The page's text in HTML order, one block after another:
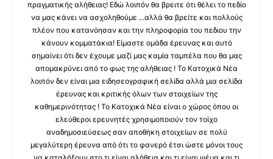
πραγματικής αλήθειας! Εδώ λοιπόν θα βρειτε ότι θέλει το πεδίο
να μας κάνει να ασχοληθούμε ...αλλά θα βρείτε και πολλούς
πλέον που κατανόησαν και την πληροφορία του πεδιου την
κάνουν κομματάκια! Είμαστε ομάδα έρευνας και αυτό
σημαίνει ότι δεν έχουμε μαζί μας καμία ταμπέλα που θα μας
απομακρύνει από το φως της αλήθειας ! Το Κατοχικά Νέα
λοιπόν δεν είναι μια ειδησεογραφική σελίδα αλλά μια σελίδα
έρευνας και κριτικής όλων των στοιχείων της
καθημερινότητας ! Το Κατοχικά Νέα είναι ο χώρος όπου οι
ελεύθεροι ερευνητές χρησιμοποιούν τον τοίχο
αναδημοσιεύσεως σαν αποθήκη στοιχείων σε πολύ
μεγαλύτερη έρευνα από ότι το φανερό έτσι ώστε μόνοι τους